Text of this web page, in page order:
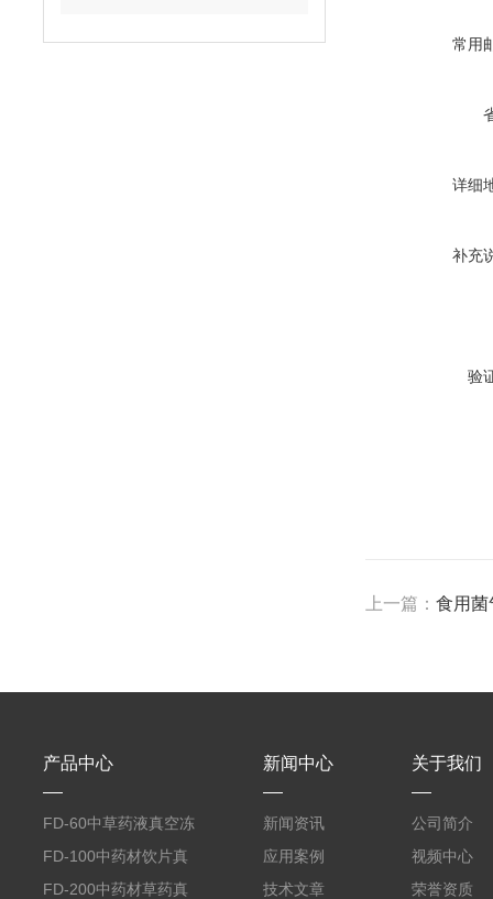
常用
详细
补充
验
上一篇：食用菌
产品中心
FD-60中草药液真空冻
干机
FD-100中药材饮片真
空冻干机
FD-200中药材草药真
新闻中心
新闻资讯
应用案例
技术文章
关于我们
公司简介
视频中心
荣誉资质